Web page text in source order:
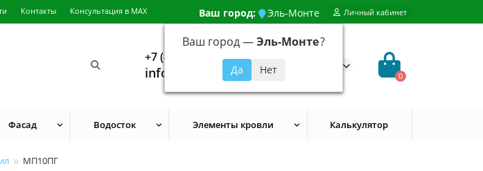
Контакты Консультация в MAX Ваш город: Эль-Монте
Ваш город —Эль-Монте?
Личный кабинет
+7 (499) 648-92-94
info@evroshtaketnikmoskva.ru 0
Фасад Водосток Элементы кровли Калькулятор
МП10ПГ